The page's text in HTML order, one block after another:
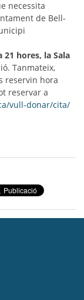
necessita
de Bell-
21 hores, la Sala
Tanmateix,
reservin hora
reservar a
vull-donar/cita/